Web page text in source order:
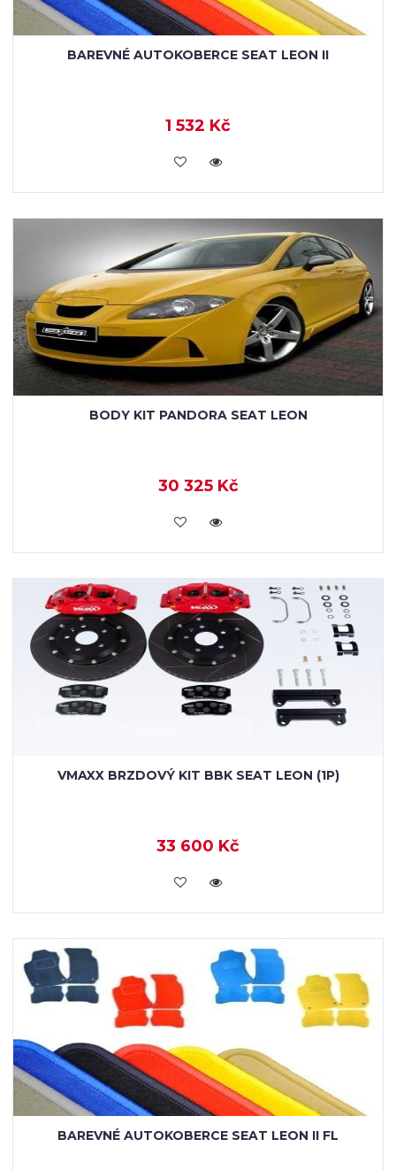
BAREVNÉ AUTOKOBERCE SEAT LEON II
1 532 Kč
KOUPIT
BODY KIT PANDORA SEAT LEON
30 325 Kč
KOUPIT
VMAXX BRZDOVÝ KIT BBK SEAT LEON (1P)
33 600 Kč
KOUPIT
BAREVNÉ AUTOKOBERCE SEAT LEON II FL